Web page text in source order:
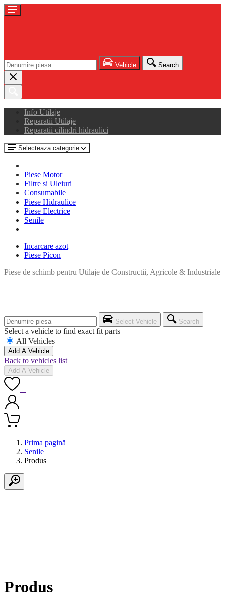
Vehicle Search
Info Utilaje
Reparatii Utilaje
Reparatii cilindri hidraulici
Selecteaza categorie
Piese Motor
Filtre si Uleiuri
Consumabile
Piese Hidraulice
Piese Electrice
Senile
Incarcare azot
Piese Picon
Piese de schimb pentru Utilaje de Constructii, Agricole & Industriale
Select Vehicle Search
Select a vehicle to find exact fit parts
All Vehicles
Add A Vehicle
Back to vehicles list
Add A Vehicle
Prima pagină
Senile
Produs
Produs